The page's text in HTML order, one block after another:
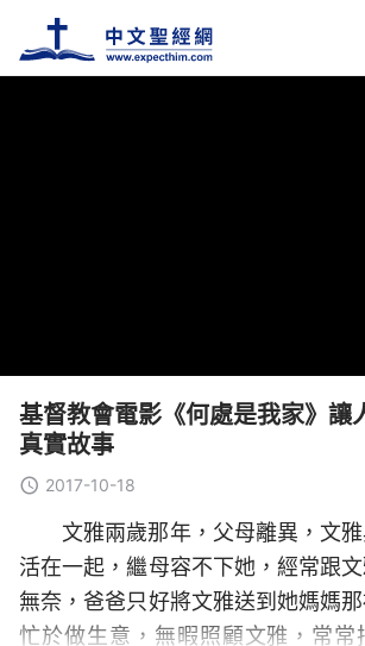
基督教會電影《何處是我家》讓
真實故事
2017-10-18
文雅兩歲那年，父母離異，文
活在一起，繼母容不下她，經常跟
無奈，爸爸只好將文雅送到她媽媽
忙於做生意，無暇照顧文雅，常常